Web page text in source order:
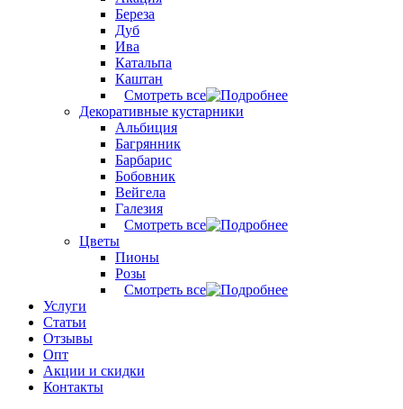
Береза
Дуб
Ива
Катальпа
Каштан
Смотреть все
Декоративные кустарники
Альбиция
Багрянник
Барбарис
Бобовник
Вейгела
Галезия
Смотреть все
Цветы
Пионы
Розы
Смотреть все
Услуги
Статьи
Отзывы
Опт
Акции и скидки
Контакты